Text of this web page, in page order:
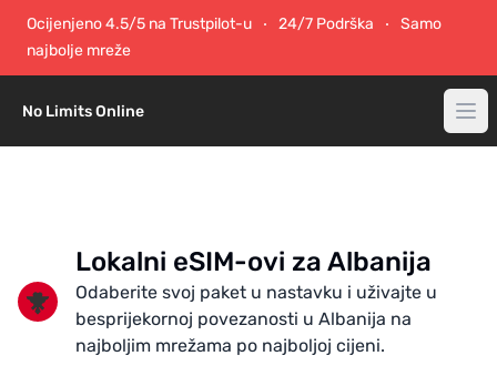
Ocijenjeno 4.5/5 na Trustpilot-u 24/7 Podrška
Samo
najbolje mreže
No Limits Online
Lokalni eSIM-ovi za Albanija
Odaberite svoj paket u nastavku i uživajte u
besprijekornoj povezanosti u Albanija na
najboljim mrežama po najboljoj cijeni.